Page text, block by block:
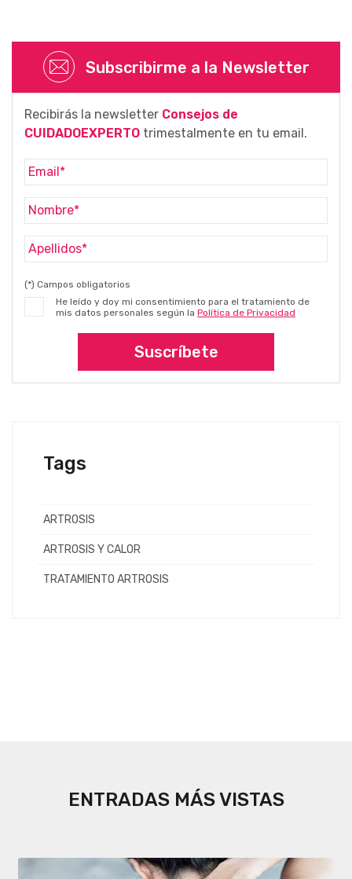
Subscribirme a la Newsletter
Recibirás la newsletter Consejos de
CUIDADOEXPERTO trimestalmente en tu email.
(*) Campos obligatorios
He leído y doy mi consentimiento para el tratamiento de
mis datos personales según la Política de Privacidad
Suscríbete
Tags
ARTROSIS
ARTROSIS Y CALOR
TRATAMIENTO ARTROSIS
ENTRADAS MÁS VISTAS